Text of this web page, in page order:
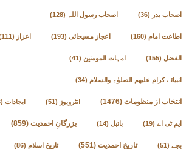
اصحاب بدر (36) اصحاب رسول اللہ (128)
اطاعت امام (160) اعجاز مسیحائی(193) اعزاز (111)
الفضل (155) امہات المومنین (41)
انبیائے کرام علیھم الصلوٰۃ والسلام (34)
انتخاب از منظومات(1476) انٹرویوز (51) ایجادات(33)
ایم ٹی اے(19) بائبل (14) بزرگانِ احمدیت(859)
بچے (51) تاریخ احمدیت(551) تاریخ اسلام (86)